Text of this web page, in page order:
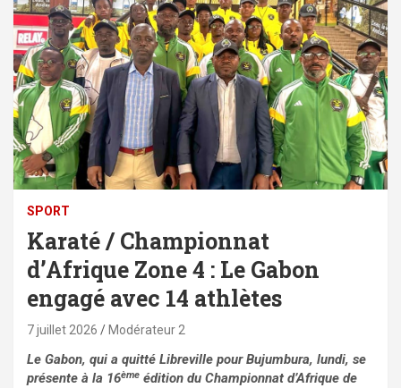
SPORT
Karaté / Championnat
d’Afrique Zone 4 : Le Gabon
engagé avec 14 athlètes
7 juillet 2026 Modérateur 2
Le Gabon, qui a quitté Libreville pour Bujumbura, lundi, se
présente à la 16ème édition du Championnat d’Afrique de